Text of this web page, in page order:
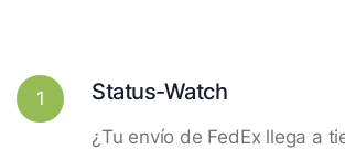
1 Status-Watch
¿Tu envío de FedEx llega a